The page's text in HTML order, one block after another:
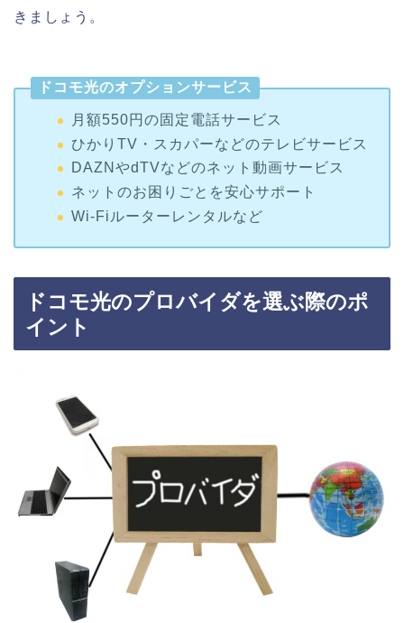
きましょう。
ドコモ光のオプションサービス
月額550円の固定電話サービス
ひかりTV・スカパーなどのテレビサービス
DAZNやdTVなどのネット動画サービス
ネットのお困りごとを安心サポート
Wi-Fiルーターレンタルなど
ドコモ光のプロバイダを選ぶ際のポ
イント